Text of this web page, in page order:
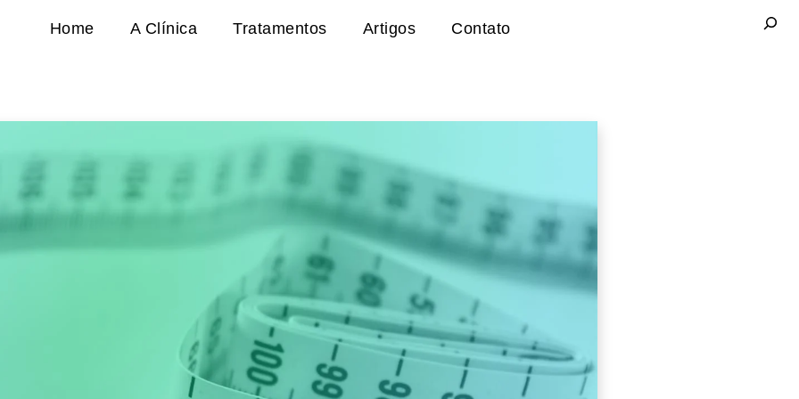
Home A Clínica Tratamentos Artigos Contato